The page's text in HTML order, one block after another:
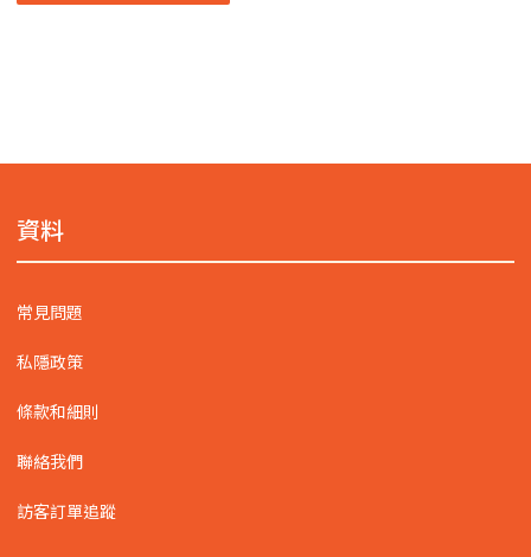
資料
常見問題
私隱政策
條款和細則
聯絡我們
訪客訂單追蹤